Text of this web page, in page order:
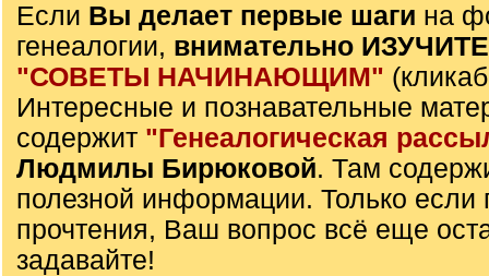
Если Вы делает первые шаги на
генеалогии, внимательно
"СОВЕТЫ НАЧИНАЮЩИМ"
Интересные и познавательные
содержит "Генеалогическая
Людмилы Бирюковой. Там
полезной информации. Только если
прочтения, Ваш вопрос всё еще
задавайте!